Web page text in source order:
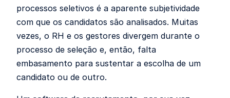
processos seletivos é a aparente subjetividade
com que os candidatos são analisados. Muitas
vezes, o RH e os gestores divergem durante o
processo de seleção e, então, falta
embasamento para sustentar a escolha de um
candidato ou de outro.